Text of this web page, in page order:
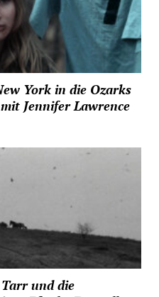
York in die Ozarks
Jennifer Lawrence
und die